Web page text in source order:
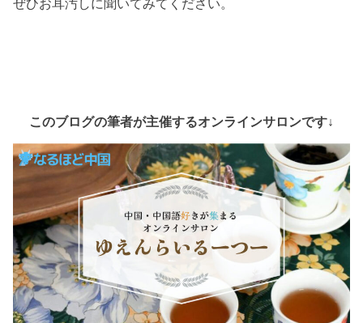
このブログの筆者が主催するオンラインサロンです↓